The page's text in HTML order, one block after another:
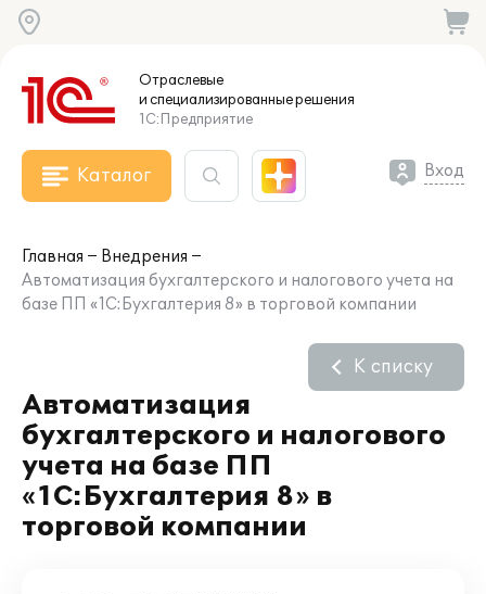
Отраслевые
и специализированныерешения
1С:Предприятие
Каталог Вход
Главная
Внедрения
Автоматизация бухгалтерского и налогового учета на
базе ПП «1С:Бухгалтерия 8» в торговой компании
Автоматизация
бухгалтерского и налогового
учета на базе ПП
«1С:Бухгалтерия 8» в
торговой компании
К списку